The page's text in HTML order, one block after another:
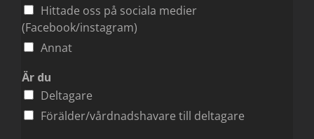
Hittade oss på sociala medier
(Facebook/instagram)
Annat
Är du
Deltagare
Förälder/vårdnadshavare till deltagare